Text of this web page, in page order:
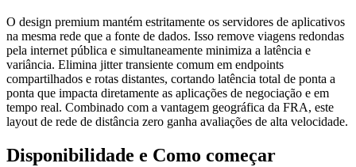
O design premium mantém estritamente os servidores de aplicativos
na mesma rede que a fonte de dados. Isso remove viagens redondas
pela internet pública e simultaneamente minimiza a latência e
variância. Elimina jitter transiente comum em endpoints
compartilhados e rotas distantes, cortando latência total de ponta a
ponta que impacta diretamente as aplicações de negociação e em
tempo real. Combinado com a vantagem geográfica da FRA, este
layout de rede de distância zero ganha avaliações de alta velocidade.
Disponibilidade e Como começar